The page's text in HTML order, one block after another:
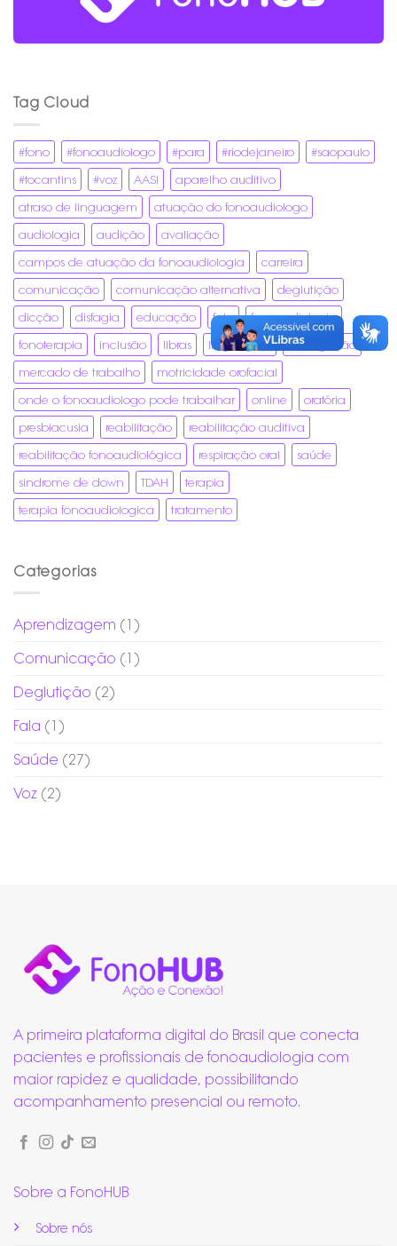
Tag Cloud
#fono #fonoaudiologo #para #riodejaneiro
#saopaulo
#tocantins
#voz AASI
aparelho auditivo
atraso de linguagem
atuação do fonoaudiologo
audiologia
audição
avaliação
campos de atuação da fonoaudiologia
carreira
comunicação
comunicação alternativa
deglutição
dicção
disfagia educação fala
fonoaudiologia
fonoterapia
inclusão libras linguagem
mastigação
mercado de trabalho
motricidade orofacial
onde o fonoaudiologo pode trabalhar
online
oratória
presbiacusia
reabilitação
reabilitação auditiva
reabilitação fonoaudiológica
respiração oral
saúde
sindrome de down
TDAH
terapia
terapia fonoaudiologica
tratamento
Categorias
Aprendizagem (1)
Comunicação (1)
Deglutição (2)
Fala (1)
Saúde (27)
Voz (2)
A primeira plataforma digital do Brasil que conecta
pacientes e profissionais de fonoaudiologia com
maior rapidez e qualidade, possibilitando
acompanhamento presencial ou remoto.
Sobre a FonoHUB
Sobre nós